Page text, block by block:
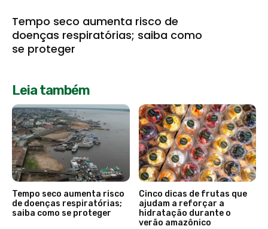
Tempo seco aumenta risco de
doenças respiratórias; saiba como
se proteger
Leia também
Tempo seco aumenta risco
de doenças respiratórias;
saiba como se proteger
Cinco dicas de frutas que
ajudam a reforçar a
hidratação durante o
verão amazônico